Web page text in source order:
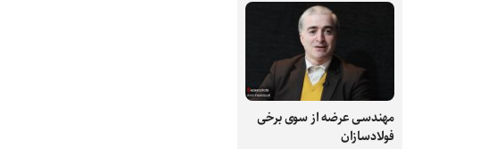
مهندسی عرضه از سوی برخی
فولادسازان